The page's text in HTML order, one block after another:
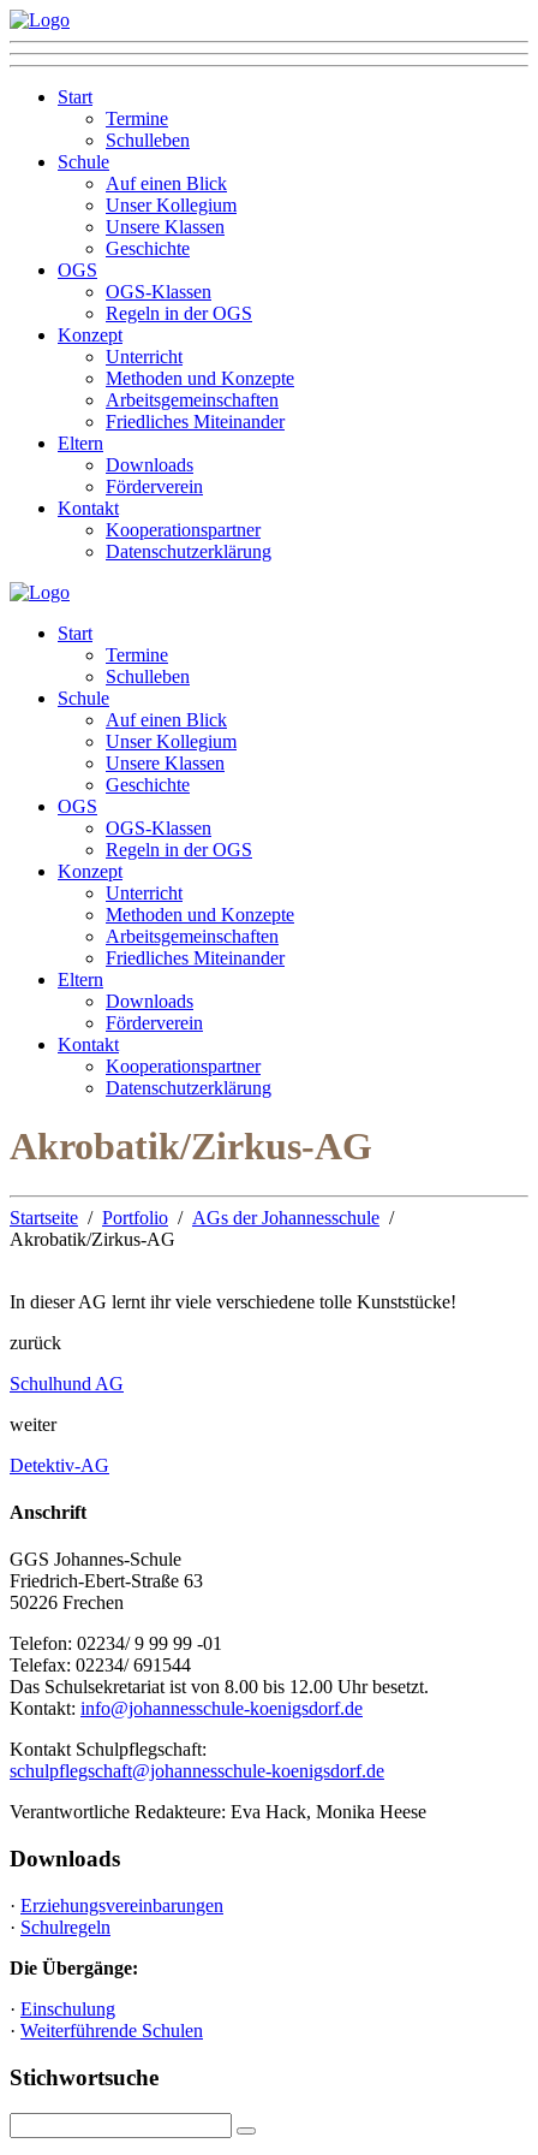
Start
Termine
Schulleben
Schule
Auf einen Blick
Unser Kollegium
Unsere Klassen
Geschichte
OGS
OGS-Klassen
Regeln in der OGS
Konzept
Unterricht
Methoden und Konzepte
Arbeitsgemeinschaften
Friedliches Miteinander
Eltern
Downloads
Förderverein
Kontakt
Kooperationspartner
Datenschutzerklärung
Start
Termine
Schulleben
Schule
Auf einen Blick
Unser Kollegium
Unsere Klassen
Geschichte
OGS
OGS-Klassen
Regeln in der OGS
Konzept
Unterricht
Methoden und Konzepte
Arbeitsgemeinschaften
Friedliches Miteinander
Eltern
Downloads
Förderverein
Kontakt
Kooperationspartner
Datenschutzerklärung
Akrobatik/Zirkus-AG
Startseite Portfolio
AGs der Johannesschule
Akrobatik/Zirkus-AG
In dieser AG lernt ihr viele verschiedene tolle Kunststücke!
zurück
Schulhund AG
weiter
Detektiv-AG
Anschrift
GGS Johannes-Schule
Friedrich-Ebert-Straße 63
50226 Frechen
Telefon: 02234/ 9 99 99 -01
Telefax: 02234/ 691544
Das Schulsekretariat ist von 8.00 bis 12.00 Uhr besetzt.
Kontakt: info@johannesschule-koenigsdorf.de
Kontakt Schulpflegschaft:
schulpflegschaft@johannesschule-koenigsdorf.de
Verantwortliche Redakteure: Eva Hack, Monika Heese
Downloads
· Erziehungsvereinbarungen
· Schulregeln
Die Übergänge:
· Einschulung
· Weiterführende Schulen
Stichwortsuche